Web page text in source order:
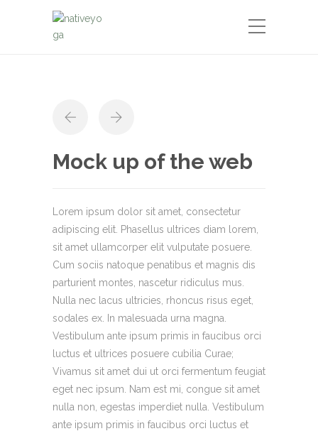
Mock up of the web
Lorem ipsum dolor sit amet, consectetur
adipiscing elit. Phasellus ultrices diam lorem,
sit amet ullamcorper elit vulputate posuere.
Cum sociis natoque penatibus et magnis dis
parturient montes, nascetur ridiculus mus.
Nulla nec lacus ultricies, rhoncus risus eget,
sodales ex. In malesuada urna magna.
Vestibulum ante ipsum primis in faucibus orci
luctus et ultrices posuere cubilia Curae;
Vivamus sit amet dui ut orci fermentum feugiat
eget nec ipsum. Nam est mi, congue sit amet
nulla non, egestas imperdiet nulla. Vestibulum
ante ipsum primis in faucibus orci luctus et